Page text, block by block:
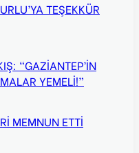
TEŞEKKÜR
“GAZİANTEP’İN
YEMELİ!”
MEMNUN ETTİ